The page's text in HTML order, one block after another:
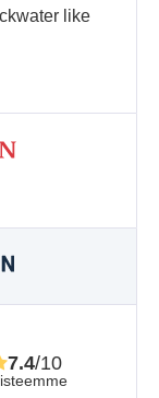
like
7.4/10